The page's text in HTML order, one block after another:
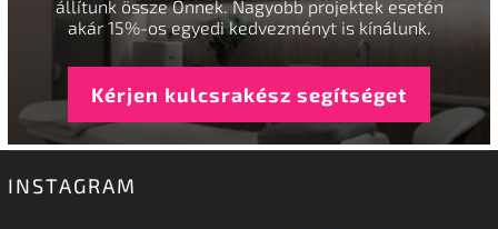
állítunk össze Önnek. Nagyobb projektek esetén
akár 15%-os egyedi kedvezményt is kínálunk.
Kérjen kulcsrakész segítséget
INSTAGRAM